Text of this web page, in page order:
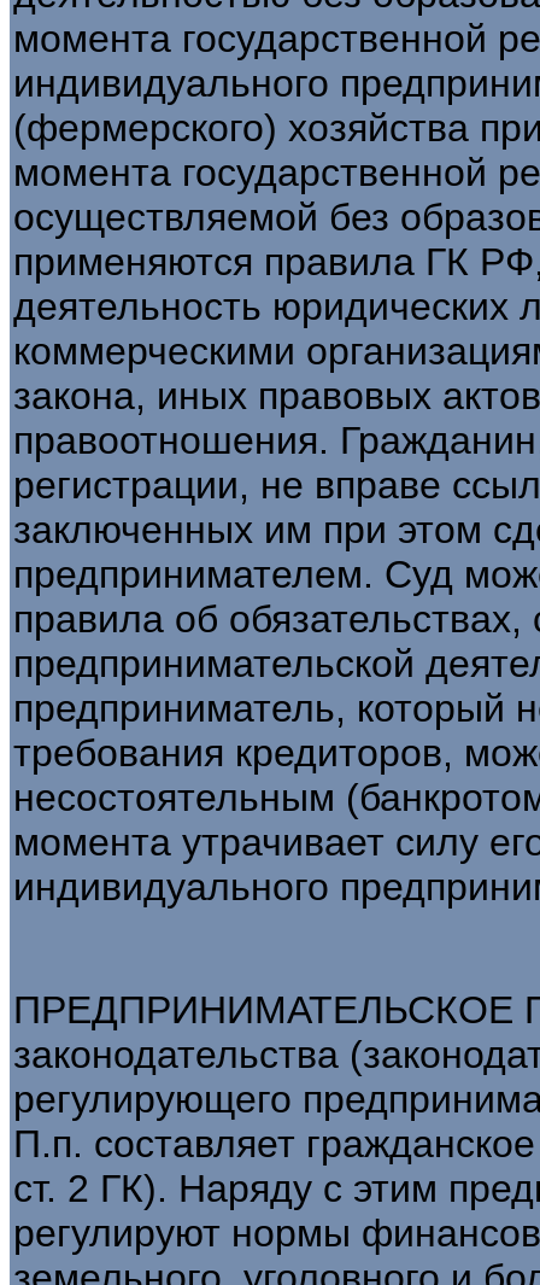
момента государственной
индивидуального
(фермерского) хозяйства
момента государственной
осуществляемой без
применяются правила ГК
деятельность юридических
коммерческими
закона, иных правовых
правоотношения.
регистрации, не вправе
заключенных им при этом
предпринимателем. Суд
правила об
предпринимательской
предприниматель, который
требования кредиторов,
несостоятельным
момента утрачивает силу
индивидуального
ПРЕДПРИНИМАТЕЛЬСКОЕ
законодательства
регулирующего
П.п. составляет
ст. 2 ГК). Наряду с этим
регулируют нормы